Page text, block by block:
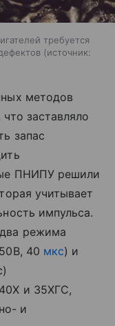
требуется
источник:
методов
заставляло
запас
ПНИПУ решили
учитывает
импульса.
режима
40 мкс) и
и 35ХГС,
и